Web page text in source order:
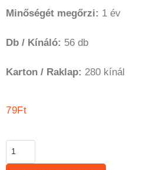
Minőségét megőrzi: 1 év
Db / Kínáló: 56 db
Karton / Raklap: 280 kínál
79Ft